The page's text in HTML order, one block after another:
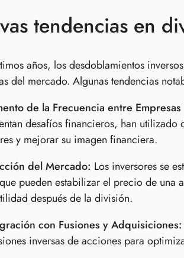
tendencias en
años, los desdoblamientos
del mercado. Algunas tendencias
de la Frecuencia entre Empresas
desafíos financieros, han utilizado
y mejorar su imagen financiera.
del Mercado: Los inversores se
pueden estabilizar el precio de una
después de la división.
con Fusiones y Adquisiciones:
inversas de acciones para